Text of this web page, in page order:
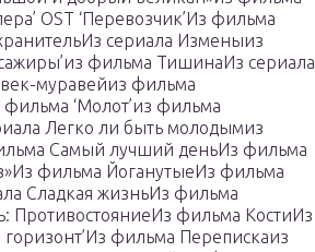
OST ‘Перевозчик’Из фильма
сериала Изменыиз
фильма ТишинаИз сериала
муравейиз фильма
‘Молот’из фильма
Легко ли быть молодымиз
Самый лучший деньИз фильма
фильма ЙоганутыеИз фильма
Сладкая жизньИз фильма
ПротивостояниеИз фильма КостиИз
фильма Перепискаиз